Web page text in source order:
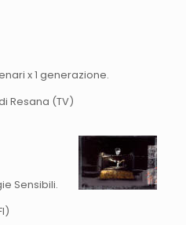
x 1 generazione.
Resana (TV)
Sensibili.